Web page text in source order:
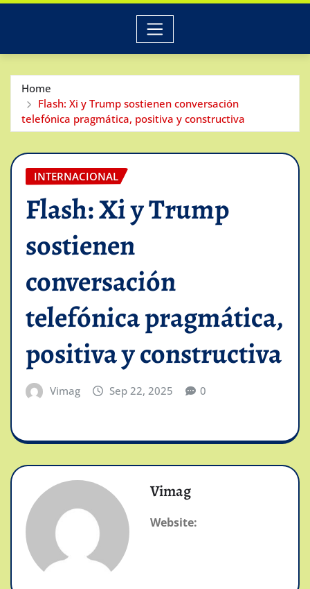
Home
Flash: Xi y Trump sostienen conversación
telefónica pragmática, positiva y constructiva
INTERNACIONAL
Flash: Xi y Trump
sostienen
conversación
telefónica pragmática,
positiva y constructiva
Vimag Sep 22, 2025 0
Vimag
Website: